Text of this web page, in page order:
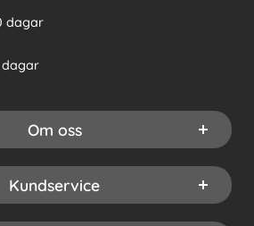
dagar
dagar
Om oss
Kundservice